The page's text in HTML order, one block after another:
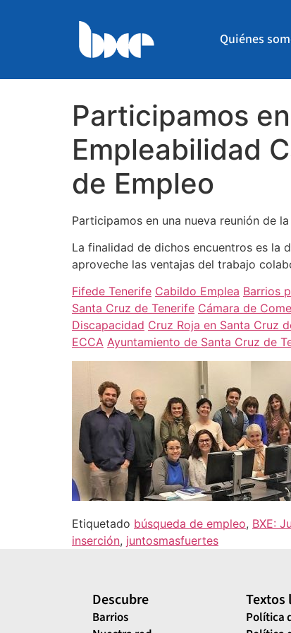
Quiénes
Participamos
Empleabilidad
de Empleo
Participamos en una nueva reunión de
La finalidad de dichos encuentros es la
aproveche las ventajas del trabajo
Fifede Tenerife Cabildo Emplea Barrios
Santa Cruz de Tenerife Cámara de
Discapacidad Cruz Roja en Santa Cruz
ECCA Ayuntamiento de Santa Cruz de
Etiquetado búsqueda de empleo, BXE:
inserción, juntosmasfuertes
Descubre
Barrios
Textos
Política